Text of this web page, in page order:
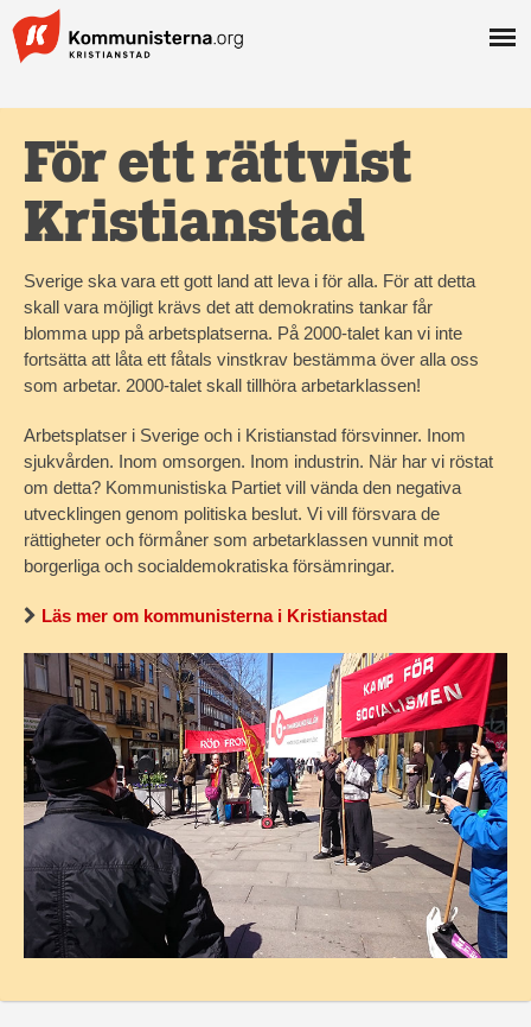
För ett rättvist
Kristianstad
Sverige ska vara ett gott land att leva i för alla. För att detta
skall vara möjligt krävs det att demokratins tankar får
blomma upp på arbetsplatserna. På 2000-talet kan vi inte
fortsätta att låta ett fåtals vinstkrav bestämma över alla oss
som arbetar. 2000-talet skall tillhöra arbetarklassen!
Arbetsplatser i Sverige och i Kristianstad försvinner. Inom
sjukvården. Inom omsorgen. Inom industrin. När har vi röstat
om detta? Kommunistiska Partiet vill vända den negativa
utvecklingen genom politiska beslut. Vi vill försvara de
rättigheter och förmåner som arbetarklassen vunnit mot
borgerliga och socialdemokratiska försämringar.
Läs mer om kommunisterna i Kristianstad